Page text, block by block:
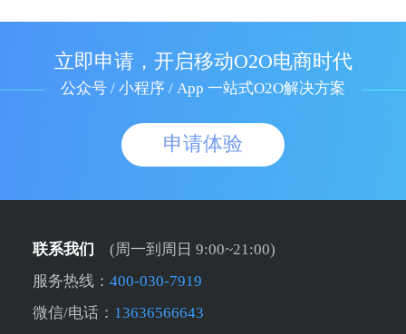
立即申请，开启移动O2O电商时代
公众号 / 小程序 / App 一站式O2O解决方案
申请体验
联系我们
(周一到周日 9:00~21:00)
服务热线： 400-030-7919
微信/电话： 13636566643